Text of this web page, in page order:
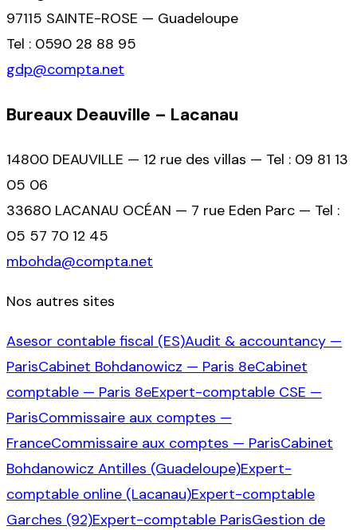
97115 SAINTE-ROSE — Guadeloupe
Tel : 0590 28 88 95
gdp@compta.net
Bureaux Deauville – Lacanau
14800 DEAUVILLE — 12 rue des villas — Tel : 09 81 13
05 06
33680 LACANAU OCÉAN — 7 rue Eden Parc — Tel :
05 57 70 12 45
mbohda@compta.net
Nos autres sites
Asesor contable fiscal (ES)Audit & accountancy —
ParisCabinet Bohdanowicz — Paris 8eCabinet
comptable — Paris 8eExpert-comptable CSE —
ParisCommissaire aux comptes —
FranceCommissaire aux comptes — ParisCabinet
Bohdanowicz Antilles (Guadeloupe)Expert-
comptable online (Lacanau)Expert-comptable
Garches (92)Expert-comptable ParisGestion de